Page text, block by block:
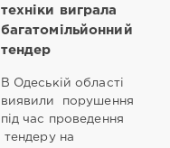
техніки виграла
багатомільйонний
тендер
В Одеській області
виявили порушення
під час проведення
тендеру на